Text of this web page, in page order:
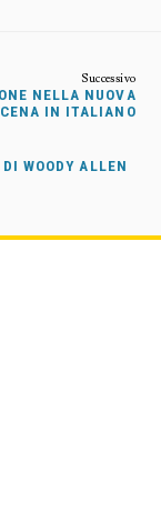
NELLA NUOVA
IN ITALIANO
WOODY ALLEN